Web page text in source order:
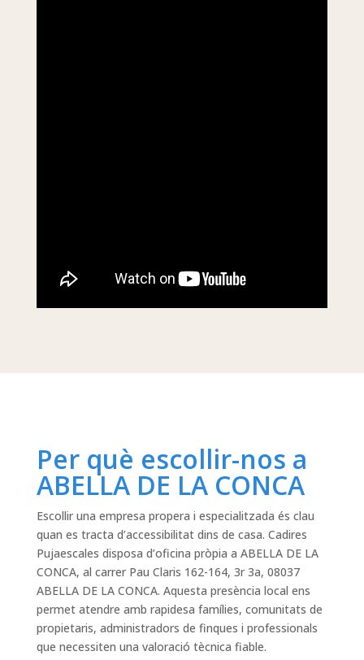
Per què escollir-nos a
ABELLA DE LA CONCA
Escollir una empresa propera i especialitzada és clau
quan es tracta d’accessibilitat dins de casa. Cadires
Pujaescales disposa d’oficina pròpia a ABELLA DE LA
CONCA, al carrer Pau Claris 162-164, 3r 3a, 08037
ABELLA DE LA CONCA. Aquesta presència local ens
permet atendre amb rapidesa famílies, comunitats de
propietaris, administradors de finques i professionals
que necessiten una valoració tècnica fiable.